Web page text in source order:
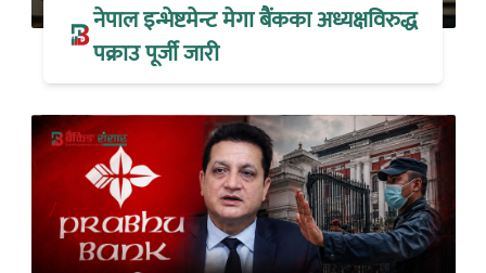
नेपाल इन्भेष्टमेन्ट मेगा बैंकका अध्यक्षविरुद्ध
पक्राउ पूर्जी जारी